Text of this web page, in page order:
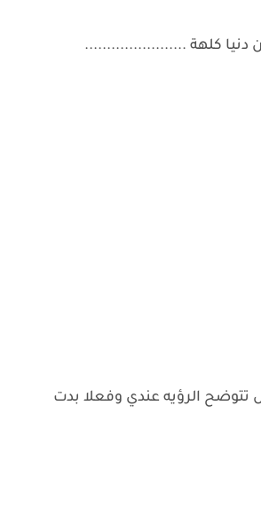
كلهة .......................
الرؤيه عندي وفعلا بدت